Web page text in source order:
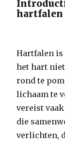
hartfalen
Hartfalen is
het hart
rond te
lichaam te
vereist
die
verlichten,